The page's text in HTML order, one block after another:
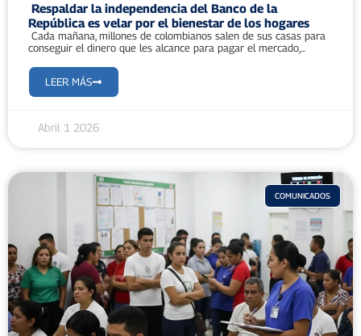
Respaldar la independencia del Banco de la
República es velar por el bienestar de los hogares
Cada mañana, millones de colombianos salen de sus casas para
conseguir el dinero que les alcance para pagar el mercado,...
LEER MÁS
Abril 1 2026
COMUNICADOS